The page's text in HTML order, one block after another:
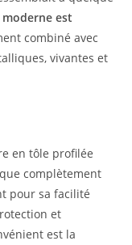
moderne est
combiné avec
vivantes et
en tôle profilée
complètement
pour sa facilité
et
est la